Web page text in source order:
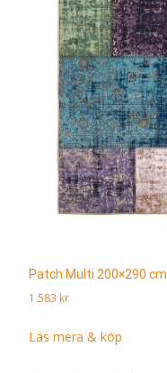
Patch Multi 200×290 cm
1 583 kr
Läs mera & köp